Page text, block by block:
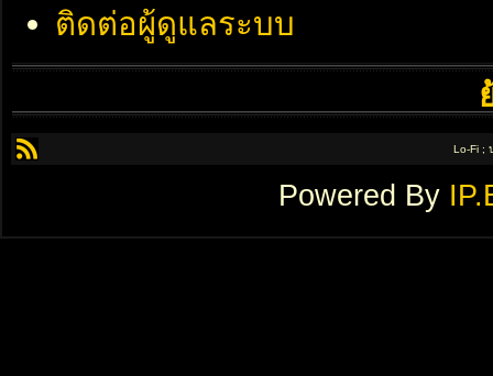
ติดต่อผู้ดูแลระบบ
Lo-Fi ;
Powered By